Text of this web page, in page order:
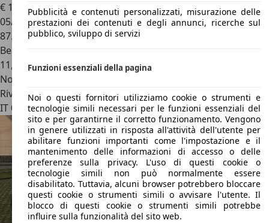
€ 13.900
05/2005
87.000 km
Benzina
11,4 l/100 km (comb.)
Novità
Rivenditore
IT 00191Roma
Pubblicità e contenuti personalizzati, misurazione delle
prestazioni dei contenuti e degli annunci, ricerche sul
pubblico, sviluppo di servizi
Funzioni essenziali della pagina
Noi o questi fornitori utilizziamo cookie o strumenti e
tecnologie simili necessari per le funzioni essenziali del
sito e per garantirne il corretto funzionamento. Vengono
in genere utilizzati in risposta all'attività dell'utente per
abilitare funzioni importanti come l'impostazione e il
mantenimento delle informazioni di accesso o delle
preferenze sulla privacy. L'uso di questi cookie o
tecnologie simili non può normalmente essere
disabilitato. Tuttavia, alcuni browser potrebbero bloccare
questi cookie o strumenti simili o avvisare l'utente. Il
blocco di questi cookie o strumenti simili potrebbe
influire sulla funzionalità del sito web.